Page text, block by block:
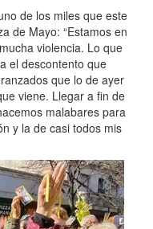
de los miles que este
de Mayo: “Estamos en
violencia. Lo que
el descontento que
que lo de ayer
viene. Llegar a fin de
malabares para
y la de casi todos mis